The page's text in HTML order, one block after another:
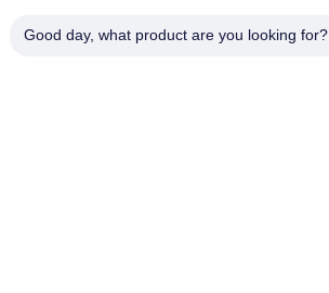
Téléphone :
Good day, what product are you looking for?